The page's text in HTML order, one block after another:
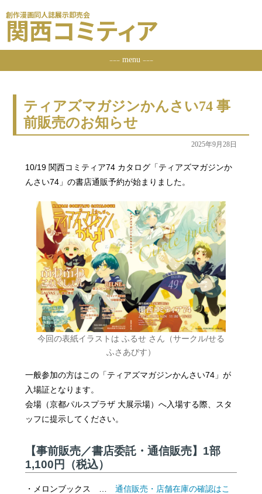
創作漫画同人誌展示即売会
関西コミティア
ーーーmenu ーーー
ティアズマガジンかんさい74 事
前販売のお知らせ
2025年9月28日
10/19 関西コミティア74 カタログ「ティアズマガジンか
んさい74」の書店通販予約が始まりました。
今回の表紙イラストは ふるせ さん（サークル/せる
ふさあびす）
一般参加の方はこの「ティアズマガジンかんさい74」が
入場証となります。
会場（京都パルスプラザ 大展示場）へ入場する際、スタ
ッフに提示してください。
【事前販売／書店委託・通信販売】1部
1,100円（税込）
・メロンブックス … 通信販売・店舗在庫の確認はこ